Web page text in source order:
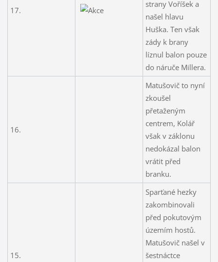
17.
strany Voříšek a
našel hlavu
Huška. Ten však
zády k brany
líznul balon pouze
do náruče Millera.
16.
Matušovič to nyní
zkoušel
přetaženým
centrem, Kolář
však v záklonu
nedokázal balon
vrátit před
branku.
15.
Sparťané hezky
zakombinovali
před pokutovým
územím hostů.
Matušovič našel v
šestnáctce